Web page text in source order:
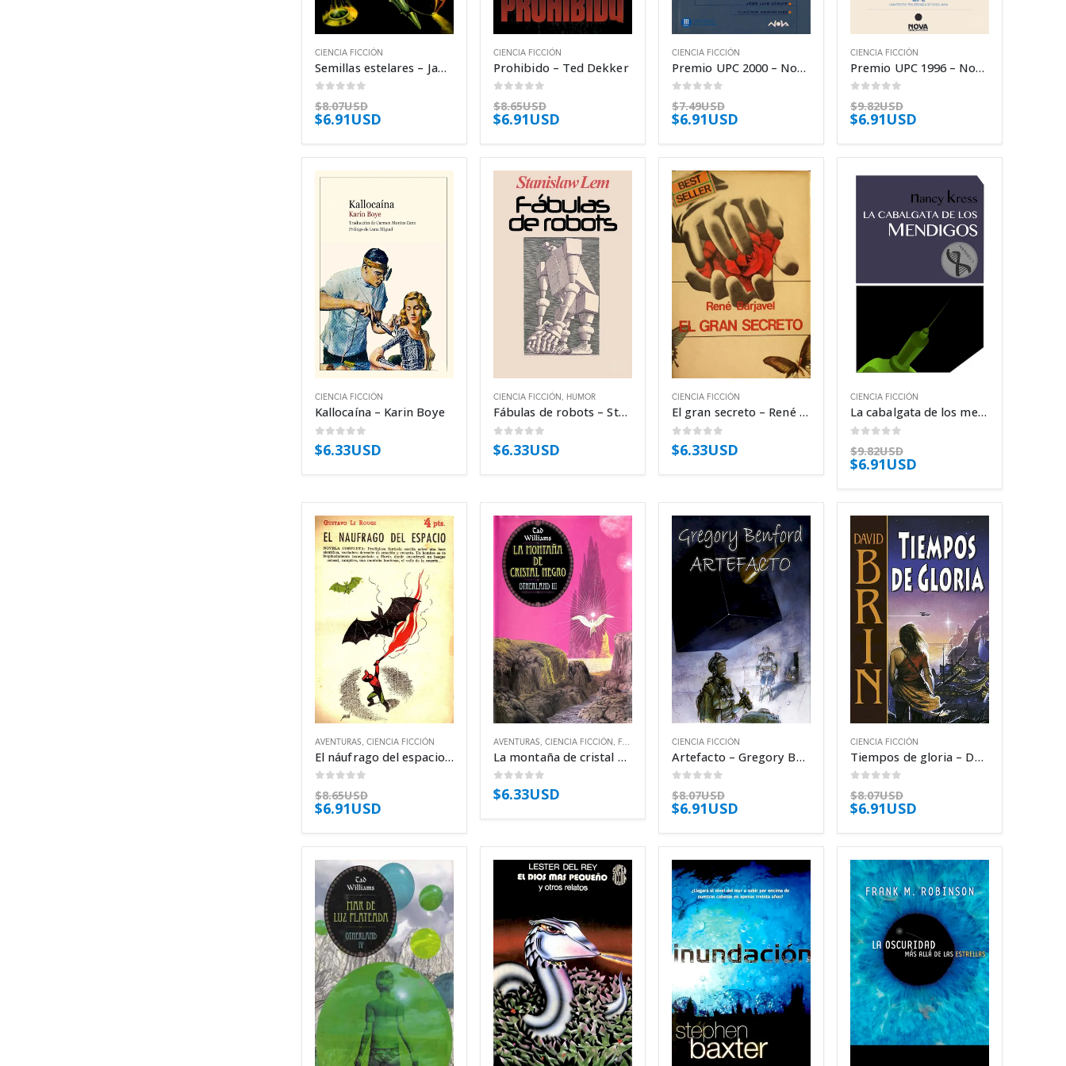
CIENCIA FICCIÓN
Semillas estelares – James Blish
$8.07USD
$6.91USD
CIENCIA FICCIÓN
Prohibido – Ted Dekker
$8.65USD
$6.91USD
CIENCIA FICCIÓN
Premio UPC 2000 – Novela Corta de Ciencia Ficción – Javier Negrete
$7.49USD
$6.91USD
CIENCIA FICCIÓN
Premio UPC 1996 – Novela Corta de Ciencia Ficción – Carlos Gardini
$9.82USD
$6.91USD
CIENCIA FICCIÓN
Kallocaína – Karin Boye
0
$6.33USD
CIENCIA FICCIÓN , HUMOR
Fábulas de robots – Stanislaw Lem
0
$6.33USD
CIENCIA FICCIÓN
El gran secreto – René Barjavel
0
$6.33USD
CIENCIA FICCIÓN
La cabalgata de los mendigos – Nancy Kress
$9.82USD
$6.91USD
AVENTURAS , CIENCIA FICCIÓN
El náufrago del espacio – Gustave Le Rouge
$8.65USD
$6.91USD
AVENTURAS , CIENCIA FICCIÓN , FANTÁSTICO
La montaña de cristal negro – Tad Williams
0 out of 5
$6.33USD
CIENCIA FICCIÓN
Artefacto – Gregory Benford
$8.07USD
$6.91USD
CIENCIA FICCIÓN
Tiempos de gloria – David Brin
$8.07USD
$6.91USD